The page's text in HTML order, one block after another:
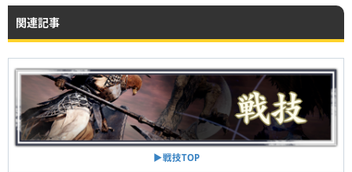
関連記事
▶︎戦技TOP